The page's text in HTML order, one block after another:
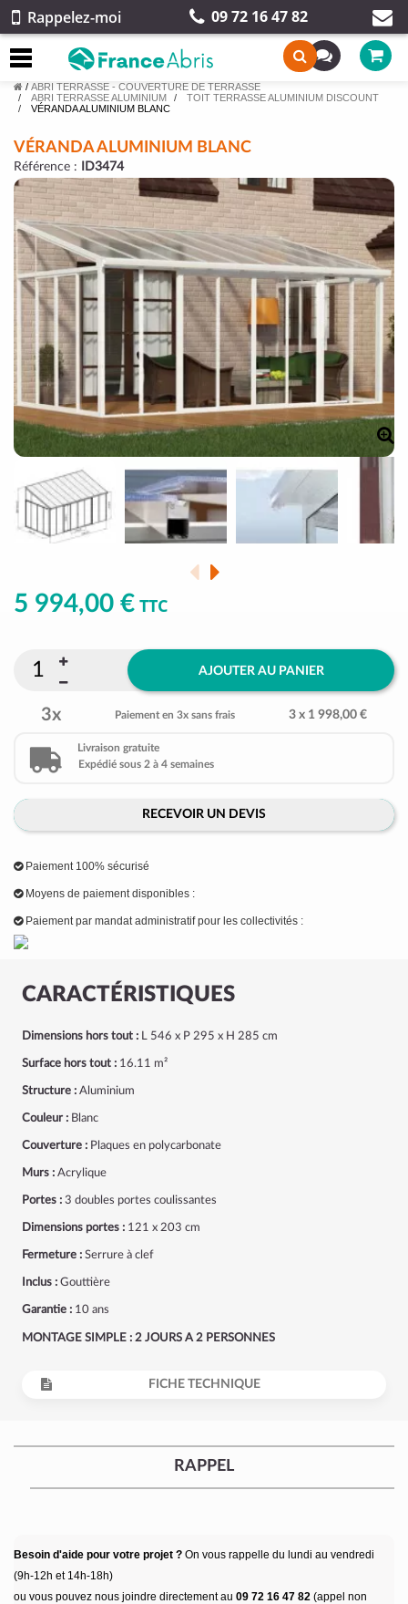
Rappelez-moi 09 72 16 47 82
/ ABRI TERRASSE - COUVERTURE DE TERRASSE
ABRI TERRASSE ALUMINIUM
TOIT TERRASSE ALUMINIUM DISCOUNT
VÉRANDA ALUMINIUM BLANC
VÉRANDA ALUMINIUM BLANC
Référence : ID3474
CARACTÉRISTIQUES
Dimensions hors tout : L 546 x P 295 x H 285 cm
Surface hors tout : 16.11 m²
Structure : Aluminium
Couleur : Blanc
Couverture : Plaques en polycarbonate
Murs : Acrylique
Portes : 3 doubles portes coulissantes
Dimensions portes : 121 x 203 cm
Fermeture : Serrure à clef
Inclus : Gouttière
Garantie : 10 ans
MONTAGE SIMPLE : 2 JOURS A 2 PERSONNES
FICHE TECHNIQUE
5 994,00 € TTC
AJOUTER AU PANIER
3x Paiement en 3x sans frais 3 x 1 998,00 €
Livraison gratuite
Expédié sous 2 à 4 semaines
RECEVOIR UN DEVIS
Paiement 100% sécurisé
Moyens de paiement disponibles :
Paiement par mandat administratif pour les collectivités :
RAPPEL
Besoin d'aide pour votre projet ? On vous rappelle du lundi au vendredi
(9h-12h et 14h-18h)
ou vous pouvez nous joindre directement au 09 72 16 47 82 (appel non